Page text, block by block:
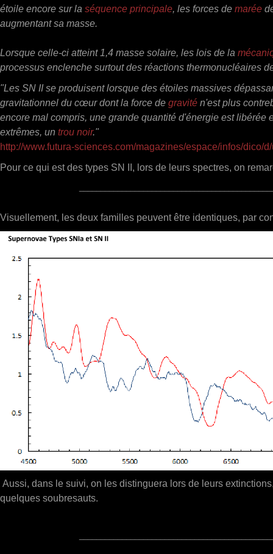
étoile encore sur la séquence principale, les forces de marée
augmentant sa masse.
Lorsque celle-ci atteint 1,4 masse solaire, les lois de la
processus enclenche surtout des réactions thermonucléaires
"Les SN II se produisent lorsque des étoiles massives
gravitationnel du cœur dont la force de gravité n'est plus
encore mal compris, une grande quantité d'énergie est
extrêmes, un trou noir."
http://www.futura-sciences.com/magazines/espace/infos/dico/
Pour ce qui est des types SN II, lors de leurs spectres, on
Visuellement, les deux familles peuvent être identiques, par
Aussi, dans le suivi, on les distinguera lors de leurs
quelques soubresauts.